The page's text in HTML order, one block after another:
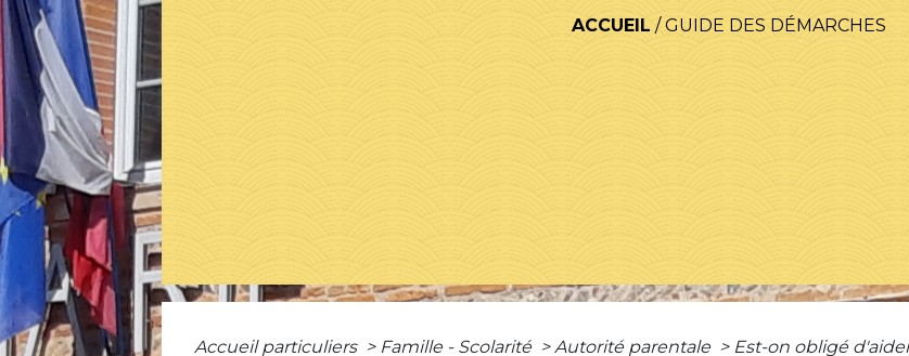
ACCUEIL /GUIDE DES DÉMARCHES
Accueil particuliers > Famille - Scolarité > Autorité parentale > Est-on obligé